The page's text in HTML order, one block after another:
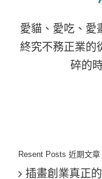
愛貓、愛吃、愛
終究不務正業的
碎的
Resent Posts 近期文章
插畫創業真正